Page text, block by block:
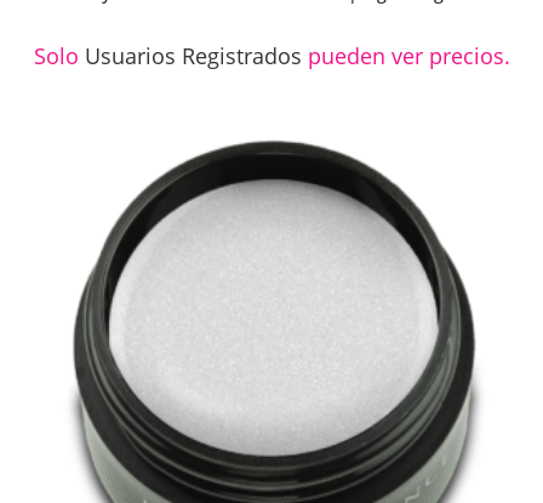
Solo Usuarios Registrados pueden ver precios.